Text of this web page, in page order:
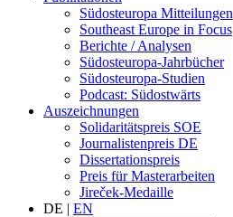
Südosteuropa Mitteilungen
Southeast Europe in Focus
Berichte / Analysen
Südosteuropa-Jahrbücher
Südosteuropa-Studien
Podcast: Südostwärts
Auszeichnungen
Solidaritätspreis SOE
Journalistenpreis DE
Dissertationspreis
Preis für Masterarbeiten
Jireček-Medaille
DE | EN